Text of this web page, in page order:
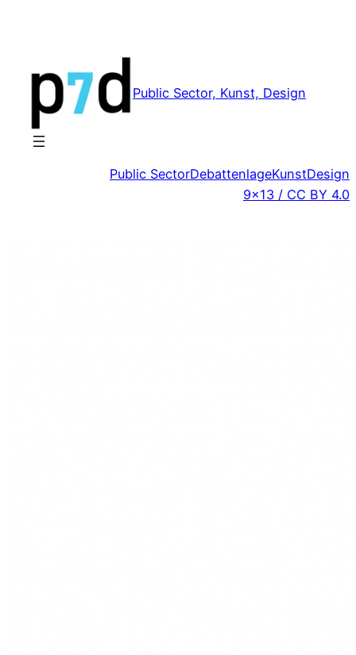
Public Sector, Kunst, Design
Public SectorDebattenlageKunstDesign
9×13 / CC BY 4.0